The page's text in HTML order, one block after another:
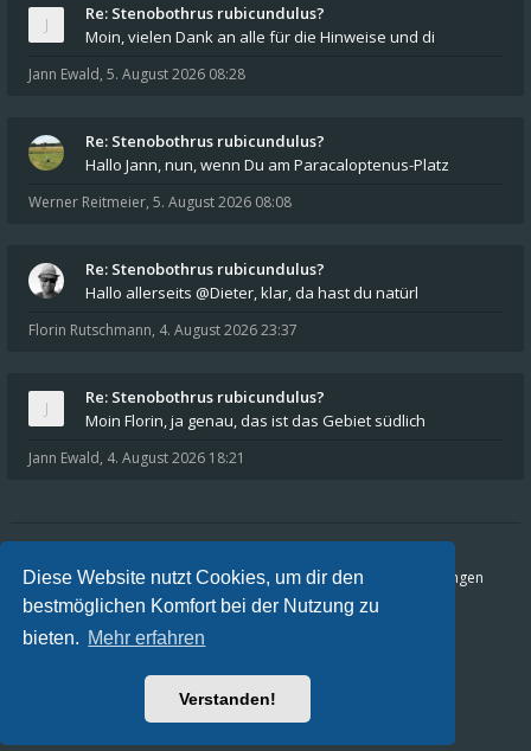
Diese Website nutzt Cookies, um dir den
bestmöglichen Komfort bei der Nutzung zu
bieten. Mehr erfahren
Verstanden!
Re: Stenobothrus rubicundulus?
Moin, vielen Dank an alle für die Hinweise und di
Jann Ewald, 5. August 2026 08:28
Re: Stenobothrus rubicundulus?
Hallo Jann, nun, wenn Du am Paracaloptenus-Platz
Werner Reitmeier, 5. August 2026 08:08
Re: Stenobothrus rubicundulus?
Hallo allerseits @Dieter, klar, da hast du natürl
Florin Rutschmann, 4. August 2026 23:37
Re: Stenobothrus rubicundulus?
Moin Florin, ja genau, das ist das Gebiet südlich
Jann Ewald, 4. August 2026 18:21
Foren-Übersicht FAQ Datenschutz
Nutzungsbedingungen
Alle Zeiten sind UTC+02:00
Aktuelle Zeit: 7. August 2026 00:51
Powered byphpBB® Forum Software © phpBB Limited
Orthoptera.ch